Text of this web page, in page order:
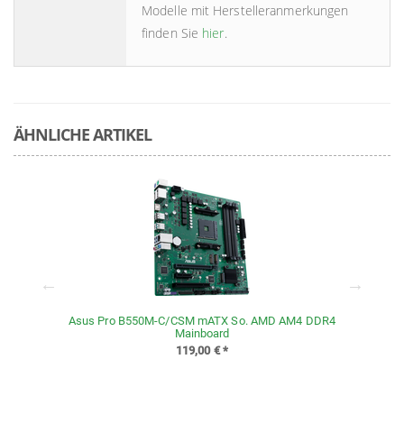
Modelle mit Herstelleranmerkungen
finden Sie hier.
ÄHNLICHE ARTIKEL
Asus Pro B550M-C/CSM mATX So. AMD AM4 DDR4
Mainboard
119,00 € *